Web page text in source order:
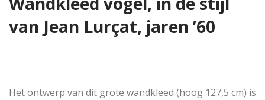
van Jean Lurçat, jaren ’60
Het ontwerp van dit grote wandkleed (hoog 127,5 cm) is